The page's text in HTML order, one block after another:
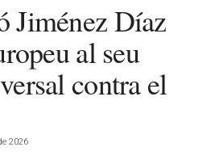
Jiménez Díaz
al seu
contra el
2026